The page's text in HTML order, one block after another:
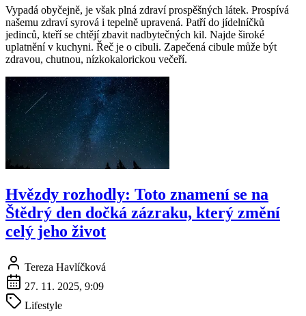
Vypadá obyčejně, je však plná zdraví prospěšných látek. Prospívá
našemu zdraví syrová i tepelně upravená. Patří do jídelníčků
jedinců, kteří se chtějí zbavit nadbytečných kil. Najde široké
uplatnění v kuchyni. Řeč je o cibuli. Zapečená cibule může být
zdravou, chutnou, nízkokalorickou večeří.
Hvězdy rozhodly: Toto znamení se na
Štědrý den dočká zázraku, který změní
celý jeho život
Tereza Havlíčková
27. 11. 2025, 9:09
Lifestyle